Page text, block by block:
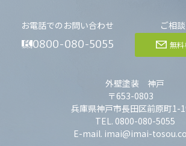
お電話でのお問い合わせ
0800-080-5055
ご相
無料
外壁塗装 神戸
〒653-0803
兵庫県神戸市長田区前原町1-
TEL. 0800-080-5055
E-mail. imai@imai-